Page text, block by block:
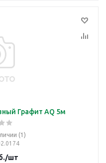
Графит AQ 5м
(1)
/шт